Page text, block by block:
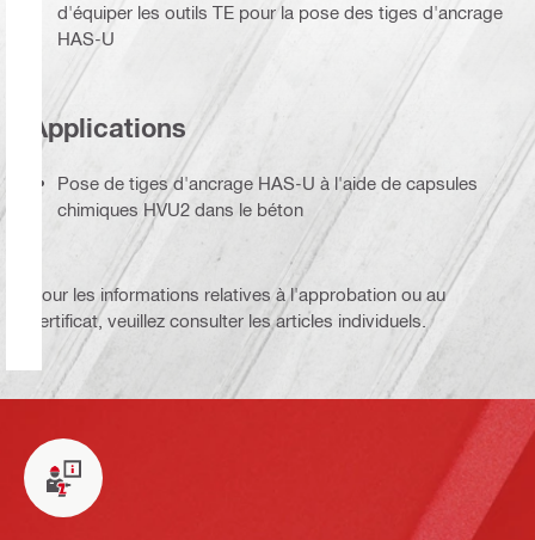
d'équiper les outils TE pour la pose des tiges d'ancrage
HAS-U
Applications
Pose de tiges d'ancrage HAS-U à l'aide de capsules
chimiques HVU2 dans le béton
Pour les informations relatives à l'approbation ou au
certificat, veuillez consulter les articles individuels.